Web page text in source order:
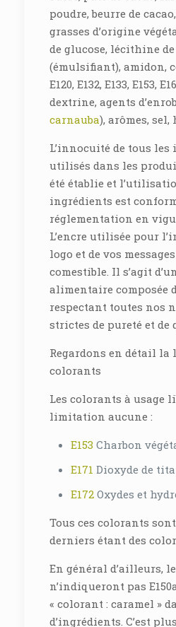
poudre, beurre de
grasses d’origine
de glucose, lécithine de
(émulsifiant), amidon,
E120, E132, E133, E153,
dextrine, agents
carnauba), arômes,
L’innocuité de tous
utilisés dans les
été établie et
ingrédients est
réglementation en
L’encre utilisée pour
logo et de vos
comestible. Il s’agit
alimentaire composée
respectant toutes nos
strictes de pureté et de
Regardons en détail la
colorants
Les colorants à usage
limitation aucune :
E153 Charbon
E171 Dioxyde de
E172Oxydes et
Tous ces colorants
derniers étant des
En général d’ailleurs,
n’indiqueront pas
« colorant : caramel »
d’ingrédients. C’est